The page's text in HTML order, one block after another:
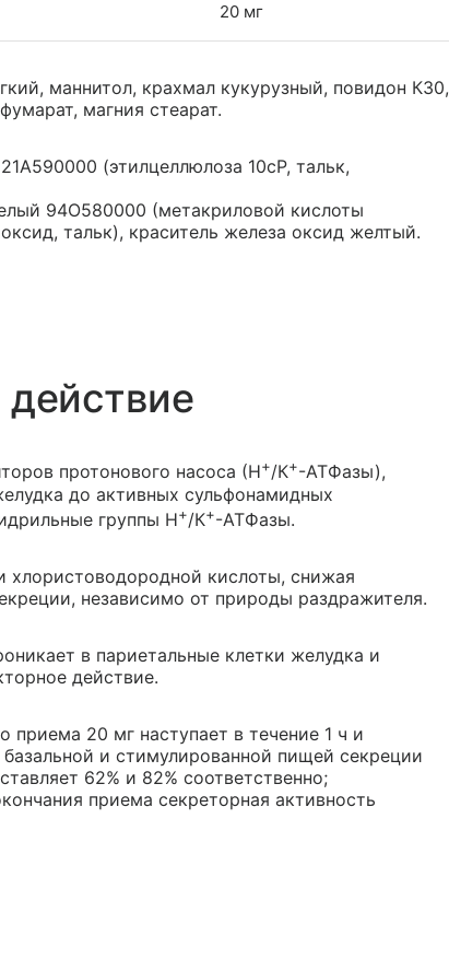
20 мг
маннитол, крахмал кукурузный, повидон К30,
магния стеарат.
(этилцеллюлоза 10сР, тальк,
94O580000 (метакриловой кислоты
тальк), краситель железа оксид желтый.
протонового насоса (Н+/К+-АТФазы),
до активных сульфонамидных
группы Н+/К+-АТФазы.
хлористоводородной кислоты, снижая
независимо от природы раздражителя.
в париетальные клетки желудка и
действие.
приема 20 мг наступает в течение 1 ч и
и стимулированной пищей секреции
62% и 82% соответственно;
приема секреторная активность